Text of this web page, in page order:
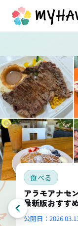
食べる
アラモアナセ
最新版おすす
公開日：